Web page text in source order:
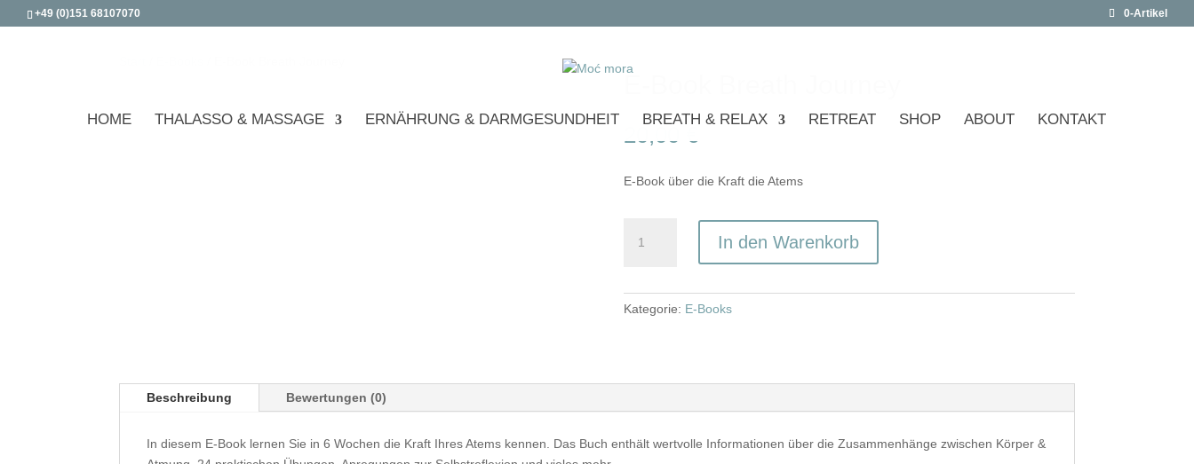
+49 (0)151 68107070 0-Artikel
HOME THALASSO & MASSAGE ERNÄHRUNG & DARMGESUNDHEIT BREATH & RELAX RETREAT SHOP ABOUT KONTAKT
20,00 €
E-Book über die Kraft die Atems
Book
Menge
In den Warenkorb
Kategorie: E-Books
Beschreibung Bewertungen (0)
In diesem E-Book lernen Sie in 6 Wochen die Kraft Ihres Atems kennen. Das Buch enthält wertvolle Informationen über die Zusammenhänge zwischen Körper &